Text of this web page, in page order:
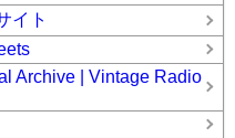
イト
Archive | Vintage Radio